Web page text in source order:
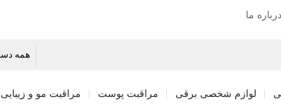
درباره ما
لوازم شخصی برقی مراقبت پوست مراقبت مو و زیبایی